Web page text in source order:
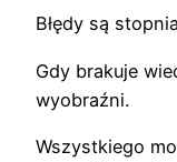
Błędy są
Gdy brakuje
wyobraźni.
Wszystkiego